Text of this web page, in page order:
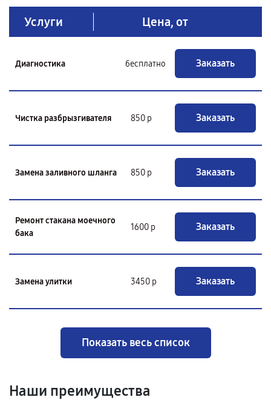
Услуги Цена, от
Диагностика бесплатно Заказать
Чистка разбрызгивателя 850 р Заказать
Замена заливного шланга 850 р Заказать
Ремонт стакана моечного
бака
1600 р Заказать
Замена улитки 3450 р Заказать
Показать весь список
Наши преимущества